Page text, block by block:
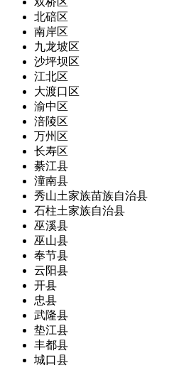
北碚区
南岸区
九龙坡区
沙坪坝区
江北区
大渡口区
渝中区
涪陵区
万州区
长寿区
綦江县
潼南县
秀山土家族苗族自治县
石柱土家族自治县
巫溪县
巫山县
奉节县
云阳县
开县
忠县
武隆县
垫江县
丰都县
城口县